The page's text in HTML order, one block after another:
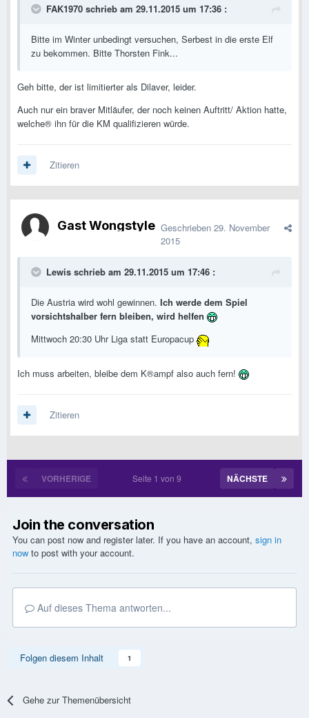
FAK1970 schrieb am 29.11.2015 um 17:36 :
Bitte im Winter unbedingt versuchen, Serbest in die erste Elf
zu bekommen. Bitte Thorsten Fink...
Geh bitte, der ist limitierter als Dilaver, leider.
Auch nur ein braver Mitläufer, der noch keinen Auftritt/ Aktion hatte,
welche® ihn für die KM qualifizieren würde.
Zitieren
Gast Wongstyle Geschrieben 29. November
2015
Lewis schrieb am 29.11.2015 um 17:46 :
Die Austria wird wohl gewinnen. Ich werde dem Spiel
vorsichtshalber fern bleiben, wird helfen
Mittwoch 20:30 Uhr Liga statt Europacup
Ich muss arbeiten, bleibe dem K®ampf also auch fern!
Zitieren
VORHERIGE NÄCHSTE
Seite 1 von 9
Join the conversation
You can post now and register later. If you have an account, sign in
now to post with your account.
Auf dieses Thema antworten...
Folgen diesem Inhalt 1
Gehe zur Themenübersicht